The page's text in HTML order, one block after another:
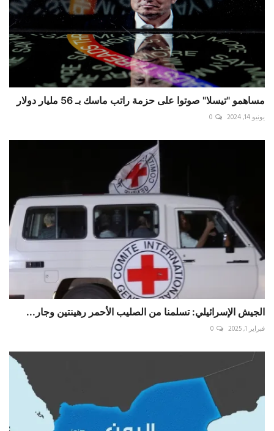
مساهمو "تيسلا" صوتوا على حزمة راتب ماسك بـ 56 مليار دولار
يونيو 14, 2024 0
‏الجيش الإسرائيلي: تسلمنا من الصليب الأحمر رهينتين وجار...
فبراير 1, 2025 0